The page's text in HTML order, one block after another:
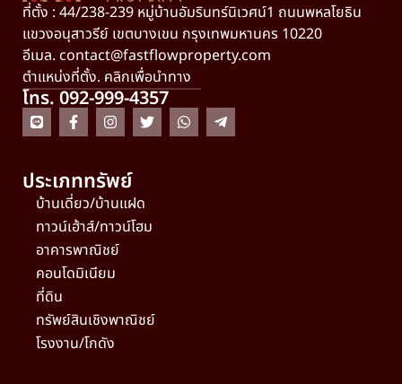
ที่ตั้ง : 44/238-239 หมู่บ้านอัมรินทร์นิเวศน์1 ถนนพหลโยธิน
แขวงอนุสาวรีย์ เขตบางเขน กรุงเทพมหานคร 10220
อีเมล. contact@fastflowproperty.com
ตำแหน่งที่ตั้ง. คลิกเพื่อนำทาง
โทร. 092-999-4357
ประเภททรัพย์
บ้านเดี่ยว/บ้านแฝด
ทาวน์เฮ้าส์/ทาวน์โฮม
อาคารพาณิชย์
คอนโดมิเนียม
ที่ดิน
ทรัพย์สินเชิงพาณิชย์
โรงงาน/โกดัง